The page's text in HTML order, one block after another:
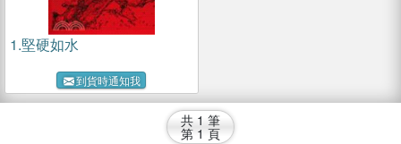
1.堅硬如水
到貨時通知我
共 1 筆
第 1 頁